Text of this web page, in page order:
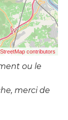
contributors
ou le
merci de